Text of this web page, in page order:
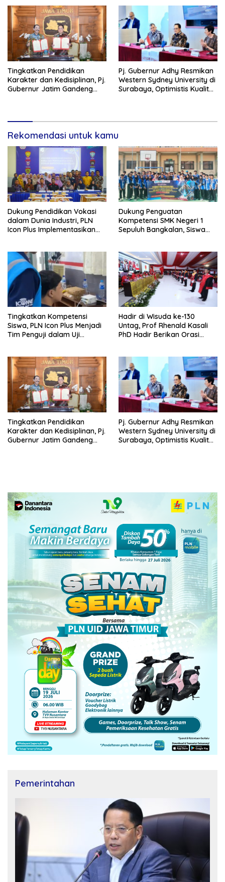
Siliragung
Tingkatkan Pendidikan
Karakter dan Kedisiplinan, Pj.
Gubernur Jatim Gandeng
Pj. Gubernur Adhy Resmikan
Western Sydney University di
Surabaya, Optimistis Kualitas
Rekomendasi untuk kamu
Dukung Pendidikan Vokasi
dalam Dunia Industri, PLN
Icon Plus Implementasikan
Dukung Penguatan
Kompetensi SMK Negeri 1
Sepuluh Bangkalan, Siswa
Komputer dan Jaringan
Tingkatkan Kompetensi
Siswa, PLN Icon Plus Menjadi
Tim Penguji dalam Uji
Siliragung
Hadir di Wisuda ke-130
Untag, Prof Rhenald Kasali
PhD Hadir Berikan Orasi
Tingkatkan Pendidikan
Karakter dan Kedisiplinan, Pj.
Gubernur Jatim Gandeng
Pj. Gubernur Adhy Resmikan
Western Sydney University di
Surabaya, Optimistis Kualitas
Pemerintahan